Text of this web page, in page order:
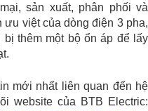
sản xuất, phân phối và
ưu việt của dòng điện 3 pha,
thêm một bộ ổn áp để lấy
mới nhất liên quan đến hệ
website của BTB Electric: